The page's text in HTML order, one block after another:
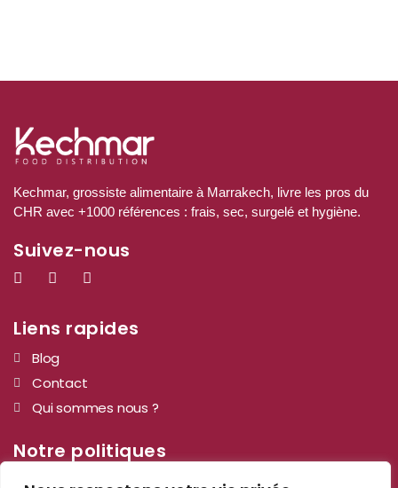
Kechmar, grossiste alimentaire à Marrakech, livre les pros du
CHR avec +1000 références : frais, sec, surgelé et hygiène.
Suivez-nous
Liens rapides
Blog
Contact
Qui sommes nous ?
Notre politiques